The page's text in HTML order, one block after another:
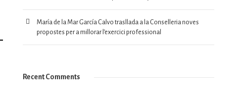
María de la Mar García Calvo trasllada a la Conselleria noves
propostes per a millorar l’exercici professional
Recent Comments